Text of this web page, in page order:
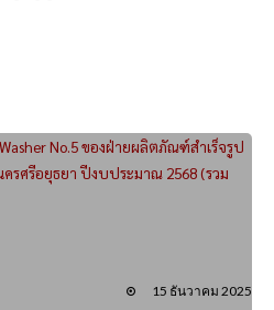
No.5 ของฝ่ายผลิตภัณฑ์สำเร็จรูป
รศรีอยุธยา ปีงบประมาณ 2568 (รวม
15 ธันวาคม 2025